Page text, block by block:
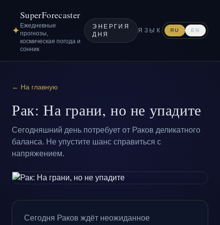
✦
SuperForecaster
Ежедневные
прогнозы,
космическая погода и
сонник
ЭНЕРГИЯ
ДНЯ
ЯЗЫК RU EN
← На главную
Рак: На грани, но не упадите
Сегодняшний день потребует от Раков деликатного
баланса. Не упустите шанс справиться с
напряжением.
Сегодня Раков ждёт неожиданное